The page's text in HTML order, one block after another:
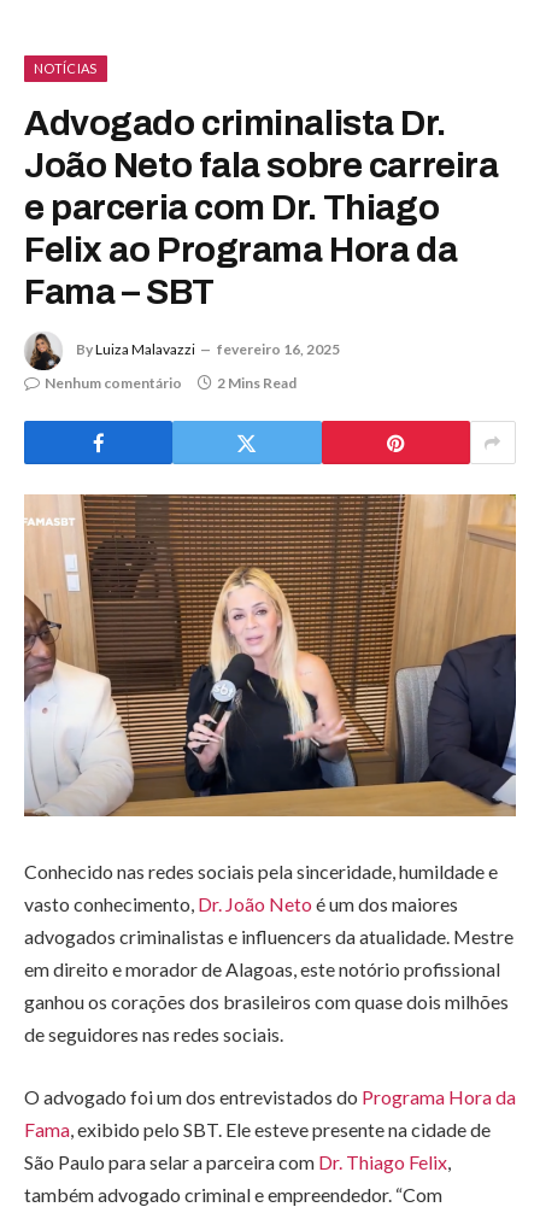
NOTÍCIAS
Advogado criminalista Dr.
João Neto fala sobre carreira
e parceria com Dr. Thiago
Felix ao Programa Hora da
Fama – SBT
ByLuiza Malavazzi
fevereiro 16, 2025
Nenhum comentário
2 Mins Read
Conhecido nas redes sociais pela sinceridade, humildade e
vasto conhecimento, Dr. João Neto é um dos maiores
advogados criminalistas e influencers da atualidade. Mestre
em direito e morador de Alagoas, este notório profissional
ganhou os corações dos brasileiros com quase dois milhões
de seguidores nas redes sociais.
O advogado foi um dos entrevistados do Programa Hora da
Fama , exibido pelo SBT. Ele esteve presente na cidade de
São Paulo para selar a parceira com Dr. Thiago Felix
também advogado criminal e empreendedor. “Com